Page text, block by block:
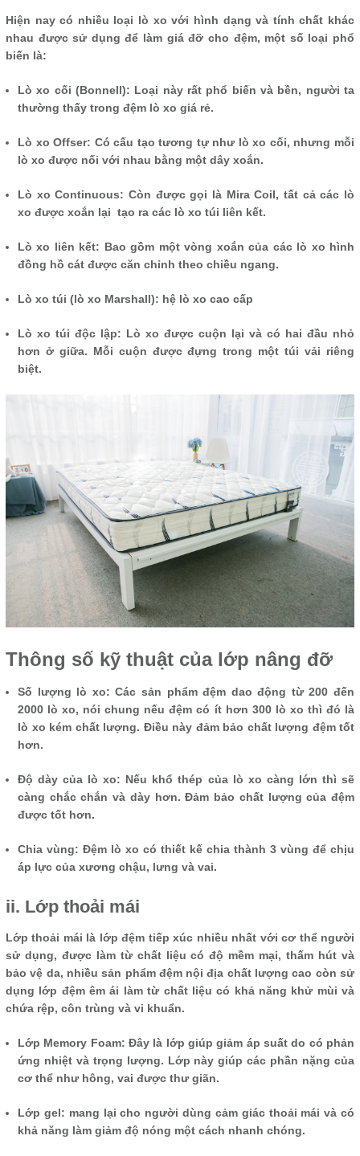
Hiện nay có nhiều loại lò xo với hình dạng và tính chất khác
nhau được sử dụng để làm giá đỡ cho đệm, một số loại phổ
biến là:
Lò xo cối (Bonnell): Loại này rất phổ biến và bền, người ta
thường thấy trong đệm lò xo giá rẻ.
Lò xo Offser: Có cấu tạo tương tự như lò xo cối, nhưng mỗi
lò xo được nối với nhau bằng một dây xoắn.
Lò xo Continuous: Còn được gọi là Mira Coil, tất cả các lò
xo được xoắn lại tạo ra các lò xo túi liên kết.
Lò xo liên kết: Bao gồm một vòng xoắn của các lò xo hình
đồng hồ cát được căn chỉnh theo chiều ngang.
Lò xo túi (lò xo Marshall): hệ lò xo cao cấp
Lò xo túi độc lập: Lò xo được cuộn lại và có hai đầu nhỏ
hơn ở giữa. Mỗi cuộn được đựng trong một túi vải riêng
biệt.
Thông số kỹ thuật của lớp nâng đỡ
Số lượng lò xo: ​​Các sản phẩm đệm dao động từ 200 đến
2000 lò xo, nói chung nếu đệm có ít hơn 300 lò xo thì đó là
lò xo kém chất lượng. Điều này đảm bảo chất lượng đệm tốt
hơn.
Độ dày của lò xo: Nếu khổ thép của lò xo càng lớn thì sẽ
càng chắc chắn và dày hơn. Đảm bảo chất lượng của đệm
được tốt hơn.
Chia vùng: Đệm lò xo có thiết kế chia thành 3 vùng để chịu
áp lực của xương chậu, lưng và vai.
ii. Lớp thoải mái
Lớp thoải mái là lớp đệm tiếp xúc nhiều nhất với cơ thể người
sử dụng, được làm từ chất liệu có độ mềm mại, thấm hút và
bảo vệ da, nhiều sản phẩm đệm nội địa chất lượng cao còn sử
dụng lớp đệm êm ái làm từ chất liệu có khả năng khử mùi và
chứa rệp, côn trùng và vi khuẩn.
Lớp Memory Foam: Đây là lớp giúp giảm áp suất do có phản
ứng nhiệt và trọng lượng. Lớp này giúp các phần nặng của
cơ thể như hông, vai được thư giãn.
Lớp gel: mang lại cho người dùng cảm giác thoải mái và có
khả năng làm giảm độ nóng một cách nhanh chóng.